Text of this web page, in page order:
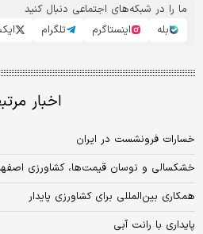
ما را در شبکه‌های اجتماعی دنبال کنید
بله
اینستاگرم تلگرام
اخبار
خسارات فرونشست در ایران
خشکسالی‌ و نوسان قیمت‌ها، کشاورزی
همکاری بین‌المللی برای کشاورزی پایدار
پایداری با رانت آبی